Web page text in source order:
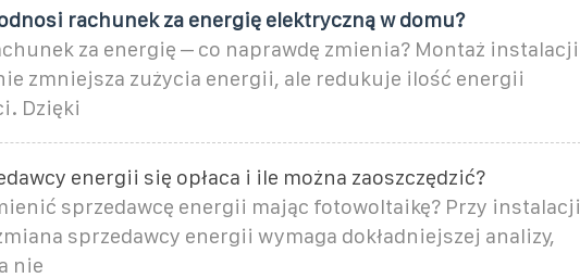
rachunek za energię elektryczną w domu?
za energię – co naprawdę zmienia? Montaż instalacji
zmniejsza zużycia energii, ale redukuje ilość energii
Dzięki
energii się opłaca i ile można zaoszczędzić?
sprzedawcę energii mając fotowoltaikę? Przy instalacji
sprzedawcy energii wymaga dokładniejszej analizy,
nie